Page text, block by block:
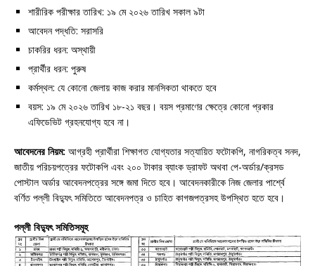
শারীরিক পরীক্ষার তারিখ: ১৯ মে ২০২৬ তারিখ সকাল ৯টা
আবেদন পদ্ধতি: সরাসরি
চাকরির ধরন: অস্থায়ী
প্রার্থীর ধরন: পুরুষ
কর্মস্থল: যে কোনো জেলায় কাজ করার মানসিকতা থাকতে হবে
বয়স: ১৯ মে ২০২৬ তারিখ ১৮-২১ বছর। বয়স প্রমাণের ক্ষেত্রে কোনো প্রকার
এফিডেভিট গ্রহনযোগ্য হবে না।
আবেদনের নিয়ম: আগ্রহী প্রার্থীরা শিক্ষাগত যোগ্যতার সত্যায়িত ফটোকপি, নাগরিকত্ব সনদ,
জাতীয় পরিচয়পত্রের ফটোকপি এবং ২০০ টাকার ব্যাংক ড্রাফট অথবা পে-অর্ডার/ক্রসড
পোস্টাল অর্ডার আবেদনপত্রের সঙ্গে জমা দিতে হবে। আবেদনকারীকে নিজ জেলার পার্শ্বে
বর্ণিত পল্লী বিদ্যুৎ সমিতিতে আবেদনপত্র ও চাহিত কাগজপত্রসহ উপস্থিত হতে হবে।
পল্লী বিদ্যুৎ সমিতিসমূহ